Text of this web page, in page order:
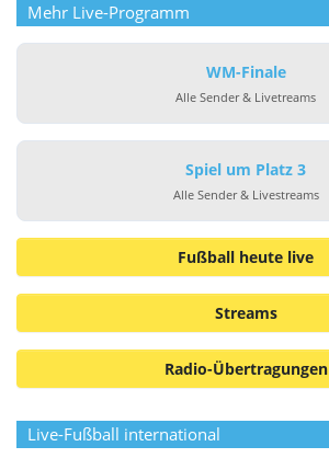
Mehr Live-Programm
WM-Finale
Alle Sender & Livetreams
Spiel um Platz 3
Alle Sender & Livestreams
Fußball heute live
Streams
Radio-Übertragungen
Live-Fußball international